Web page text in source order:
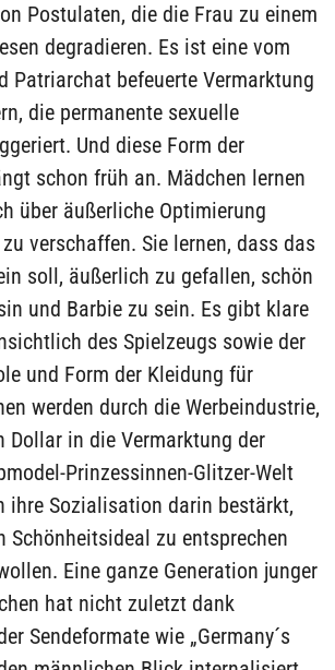
Postulaten, die die Frau zu einem
degradieren. Es ist eine vom
Patriarchat befeuerte Vermarktung
die permanente sexuelle
Und diese Form der
schon früh an. Mädchen lernen
über äußerliche Optimierung
verschaffen. Sie lernen, dass das
soll, äußerlich zu gefallen, schön
und Barbie zu sein. Es gibt klare
des Spielzeugs sowie der
und Form der Kleidung für
werden durch die Werbeindustrie,
Dollar in die Vermarktung der
Prinzessinnen-Glitzer-Welt
ihre Sozialisation darin bestärkt,
Schönheitsideal zu entsprechen
Eine ganze Generation junger
hat nicht zuletzt dank
Sendeformate wie „Germany´s